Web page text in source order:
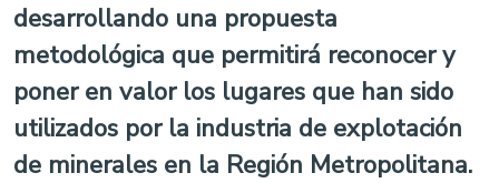
desarrollando una propuesta
metodológica que permitirá reconocer y
poner en valor los lugares que han sido
utilizados por la industria de explotación
de minerales en la Región Metropolitana.